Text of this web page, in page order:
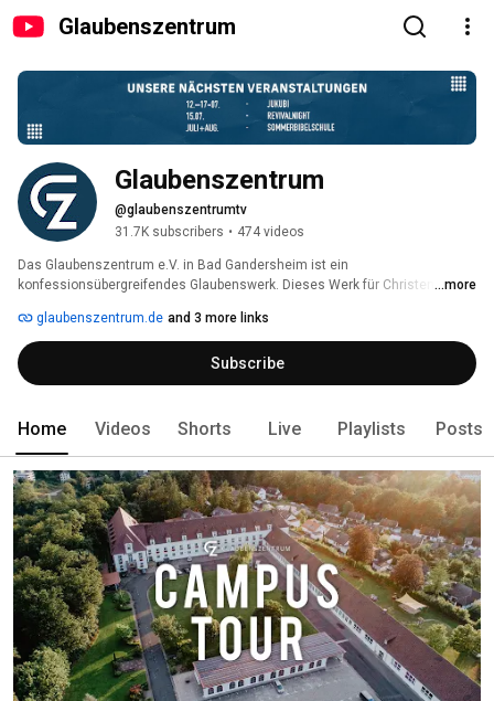
Glaubenszentrum
Glaubenszentrum
@glaubenszentrumtv
31.7K subscribers • 474 videos
Das Glaubenszentrum e.V. in Bad Gandersheim ist ein
konfessionsübergreifendes Glaubenswerk. Dieses Werk für Christen
Bibelschule, aber auch ein Gebets- und Konferenzzentrum sowie eine
Missionsbasis für internationale Hilfsprojekte. Junge und Alte, Singles,
Verheiratete und Familien mit Kindern kommen für eine gewisse Zeit
hierher, um Gott zu erleben, ihren Glauben zu stärken, die Bibel zu
...more
glaubenszentrum.de and 3 more links
Subscribe
Home Videos Shorts Live Playlists Posts